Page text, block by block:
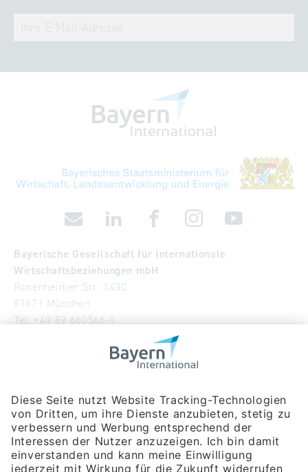
Bayerische Gesellschaft für Internationale
Wirtschaftsbeziehungen mbH
Rosenheimer Str. 143C
81671 München
Tel: +49 89 660566-0
Publikationen
Newsroom
Impressum
Datenschutzerklärung
Barrierefreiheitserklärung